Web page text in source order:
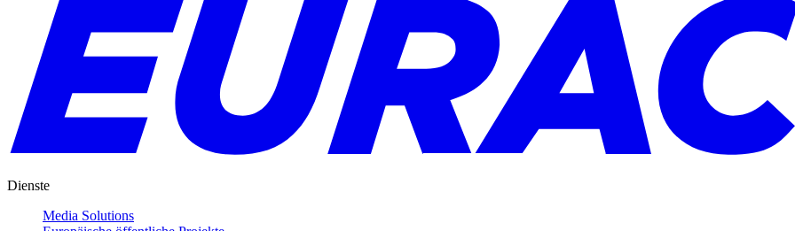
Dienste
Media Solutions